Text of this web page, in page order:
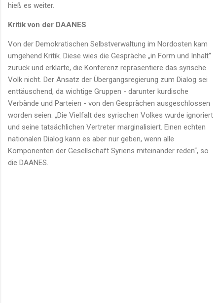
hieß es weiter.
Kritik von der DAANES
Von der Demokratischen Selbstverwaltung im Nordosten kam
umgehend Kritik. Diese wies die Gespräche „in Form und Inhalt“
zurück und erklärte, die Konferenz repräsentiere das syrische
Volk nicht. Der Ansatz der Übergangsregierung zum Dialog sei
enttäuschend, da wichtige Gruppen - darunter kurdische
Verbände und Parteien - von den Gesprächen ausgeschlossen
worden seien. „Die Vielfalt des syrischen Volkes wurde ignoriert
und seine tatsächlichen Vertreter marginalisiert. Einen echten
nationalen Dialog kann es aber nur geben, wenn alle
Komponenten der Gesellschaft Syriens miteinander reden“, so
die DAANES.